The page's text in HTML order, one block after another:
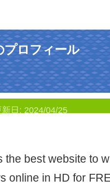
プロフィール
日: 2024/04/25
the best website to
online in HD for